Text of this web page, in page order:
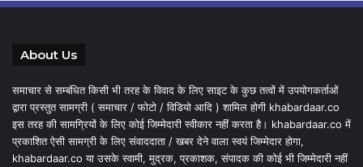
About Us
समाचार से सम्बंधित किसी भी तरह के विवाद के लिए साइट के कुछ तत्वों में उपयोगकर्ताओं
द्वारा प्रस्तुत सामग्री ( समाचार / फोटो / विडियो आदि ) शामिल होगी khabardaar.co
इस तरह की सामग्रियों के लिए कोई जिम्मेदारी स्वीकार नहीं करता है। khabardaar.co में
प्रकाशित ऐसी सामग्री के लिए संवाददाता / खबर देने वाला स्वयं जिम्मेदार होगा,
khabardaar.co या उसके स्वामी, मुद्रक, प्रकाशक, संपादक की कोई भी जिम्मेदारी नहीं